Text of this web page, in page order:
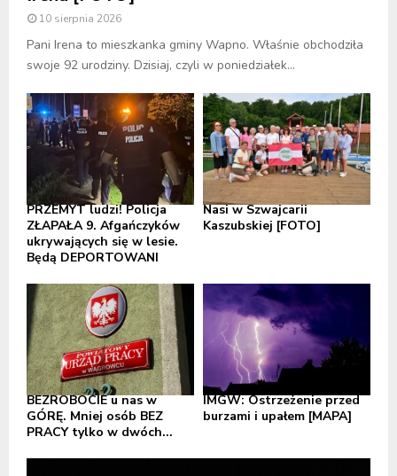
10 sierpnia 2026
Pani Irena to mieszkanka gminy Wapno. Właśnie obchodziła
swoje 92 urodziny. Dzisiaj, czyli w poniedziałek...
PRZEMYT ludzi! Policja
ZŁAPAŁA 9. Afgańczyków
ukrywających się w lesie.
Będą DEPORTOWANI
Nasi w Szwajcarii
Kaszubskiej [FOTO]
BEZROBOCIE u nas w
GÓRĘ. Mniej osób BEZ
PRACY tylko w dwóch...
IMGW: Ostrzeżenie przed
burzami i upałem [MAPA]